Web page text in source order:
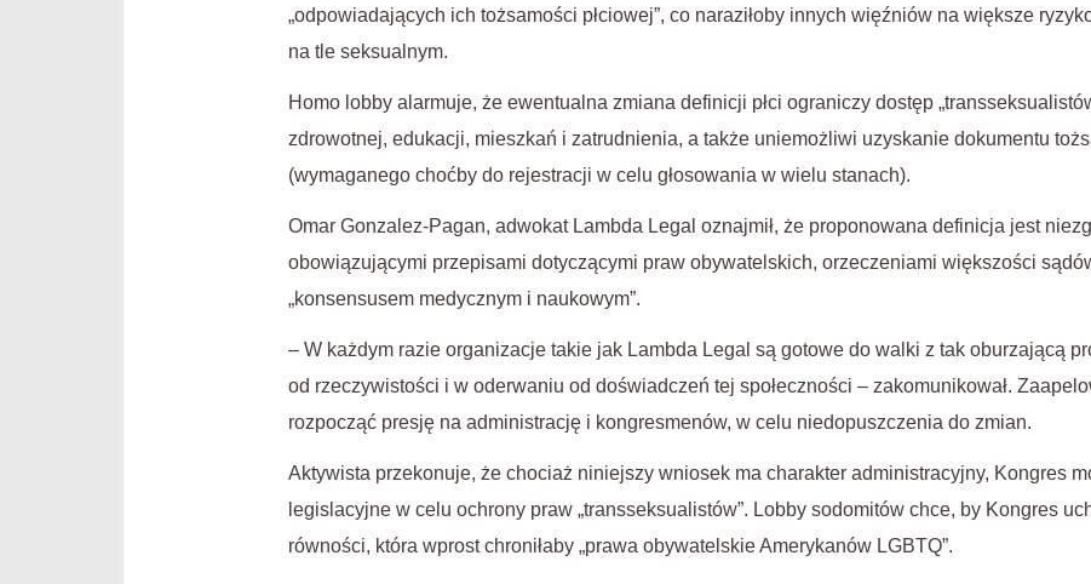
„odpowiadających ich tożsamości płciowej”, co naraziłoby innych więźniów na większe
na tle seksualnym.
Homo lobby alarmuje, że ewentualna zmiana definicji płci ograniczy dostęp
zdrowotnej, edukacji, mieszkań i zatrudnienia, a także uniemożliwi uzyskanie dokumentu
(wymaganego choćby do rejestracji w celu głosowania w wielu stanach).
Omar Gonzalez-Pagan, adwokat Lambda Legal oznajmił, że proponowana definicja jest
obowiązującymi przepisami dotyczącymi praw obywatelskich, orzeczeniami większości
„konsensusem medycznym i naukowym”.
– W każdym razie organizacje takie jak Lambda Legal są gotowe do walki z tak oburzającą
od rzeczywistości i w oderwaniu od doświadczeń tej społeczności – zakomunikował.
rozpocząć presję na administrację i kongresmenów, w celu niedopuszczenia do zmian.
Aktywista przekonuje, że chociaż niniejszy wniosek ma charakter administracyjny, Kongres
legislacyjne w celu ochrony praw „transseksualistów”. Lobby sodomitów chce, by Kongres
równości, która wprost chroniłaby „prawa obywatelskie Amerykanów LGBTQ”.